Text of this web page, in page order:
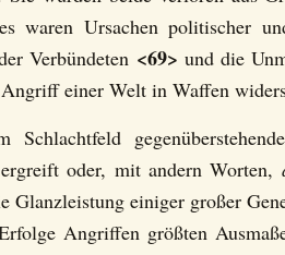
waren Ursachen politischer
Verbündeten <69> und die
einer Welt in Waffen
oder, mit andern Worten,
Glanzleistung einiger großer
Angriffen größten